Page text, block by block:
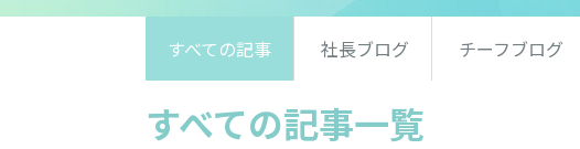
すべての記事 社長ブログ チーフブログ
すべての記事一覧